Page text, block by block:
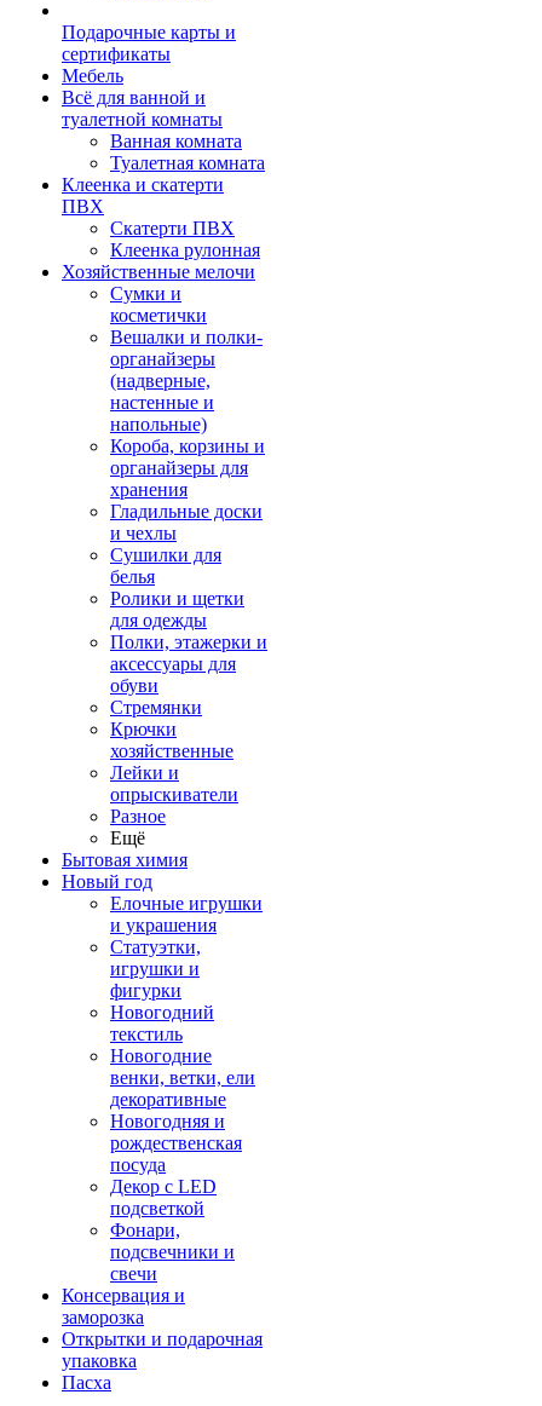
Подарочные карты и
сертификаты
Мебель
Всё для ванной и
туалетной комнаты
Ванная комната
Туалетная комната
Клеенка и скатерти
ПВХ
Скатерти ПВХ
Клеенка рулонная
Хозяйственные мелочи
Сумки и
косметички
Вешалки и полки-
органайзеры
(надверные,
настенные и
напольные)
Короба, корзины и
органайзеры для
хранения
Гладильные доски
и чехлы
Сушилки для
белья
Ролики и щетки
для одежды
Полки, этажерки и
аксессуары для
обуви
Стремянки
Крючки
хозяйственные
Лейки и
опрыскиватели
Разное
Ещё
Бытовая химия
Новый год
Елочные игрушки
и украшения
Статуэтки,
игрушки и
фигурки
Новогодний
текстиль
Новогодние
венки, ветки, ели
декоративные
Новогодняя и
рождественская
посуда
Декор с LED
подсветкой
Фонари,
подсвечники и
свечи
Консервация и
заморозка
Открытки и подарочная
упаковка
Пасха